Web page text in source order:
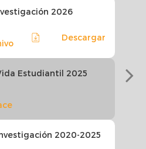
2026
Descargar
Estudiantil 2025
2020-2025